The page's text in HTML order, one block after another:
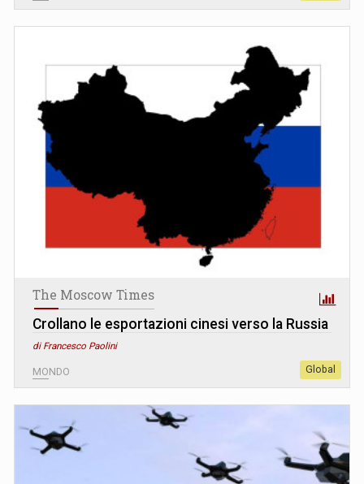
The Moscow Times
Crollano le esportazioni cinesi verso la Russia
di Francesco Paolini
MONDO Global